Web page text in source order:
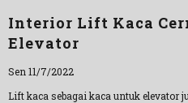
Interior Lift Kaca
Elevator
Sen 11/7/2022
Lift kaca sebagai kaca untuk elevator